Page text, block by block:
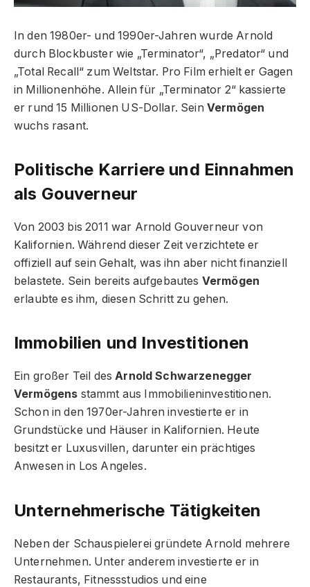
In den 1980er- und 1990er-Jahren wurde Arnold
durch Blockbuster wie „Terminator“, „Predator“ und
„Total Recall“ zum Weltstar. Pro Film erhielt er Gagen
in Millionenhöhe. Allein für „Terminator 2“ kassierte
er rund 15 Millionen US-Dollar. Sein Vermögen
wuchs rasant.
Politische Karriere und Einnahmen
als Gouverneur
Von 2003 bis 2011 war Arnold Gouverneur von
Kalifornien. Während dieser Zeit verzichtete er
offiziell auf sein Gehalt, was ihn aber nicht finanziell
belastete. Sein bereits aufgebautes Vermögen
erlaubte es ihm, diesen Schritt zu gehen.
Immobilien und Investitionen
Ein großer Teil desArnold Schwarzenegger
Vermögens stammt aus Immobilieninvestitionen.
Schon in den 1970er-Jahren investierte er in
Grundstücke und Häuser in Kalifornien. Heute
besitzt er Luxusvillen, darunter ein prächtiges
Anwesen in Los Angeles.
Unternehmerische Tätigkeiten
Neben der Schauspielerei gründete Arnold mehrere
Unternehmen. Unter anderem investierte er in
Restaurants, Fitnessstudios und eine